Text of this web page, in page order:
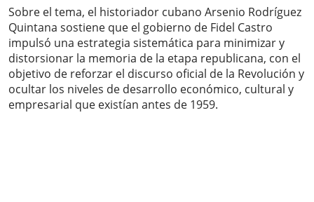
Sobre el tema, el historiador cubano Arsenio Rodríguez
Quintana sostiene que el gobierno de Fidel Castro
impulsó una estrategia sistemática para minimizar y
distorsionar la memoria de la etapa republicana, con el
objetivo de reforzar el discurso oficial de la Revolución y
ocultar los niveles de desarrollo económico, cultural y
empresarial que existían antes de 1959.